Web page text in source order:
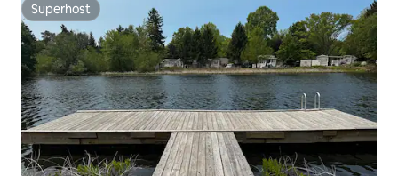
Superhost
Superhost